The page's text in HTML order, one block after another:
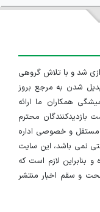
در تاریخ ۱۳۹۱/۱/۱۰ راه اندازی شد و با تلاش گروهی
شدن به مرجع بروز
همکاران ما ارائه
محترم
مستقل و خصوصی اداره
نمی باشد، این سایت
بنابراین لازم است که
و سقم اخبار منتشر